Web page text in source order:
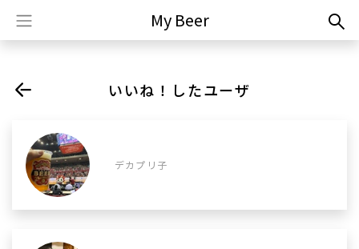
My Beer
いいね！したユーザ
デカプリ子